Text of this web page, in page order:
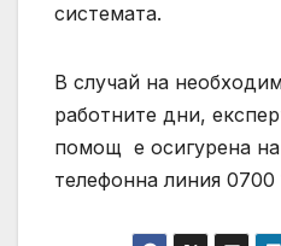
системата.
В случай на
работните дни,
помощ е осигурена
телефонна линия 0700